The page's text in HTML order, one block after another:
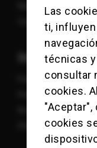
Nosotros
Contacto
Información
Política de Cookies
Política de Privacidad
Aviso Legal
Sitemap
Las
ti,
técnicas
consultar
cookies.
cookies